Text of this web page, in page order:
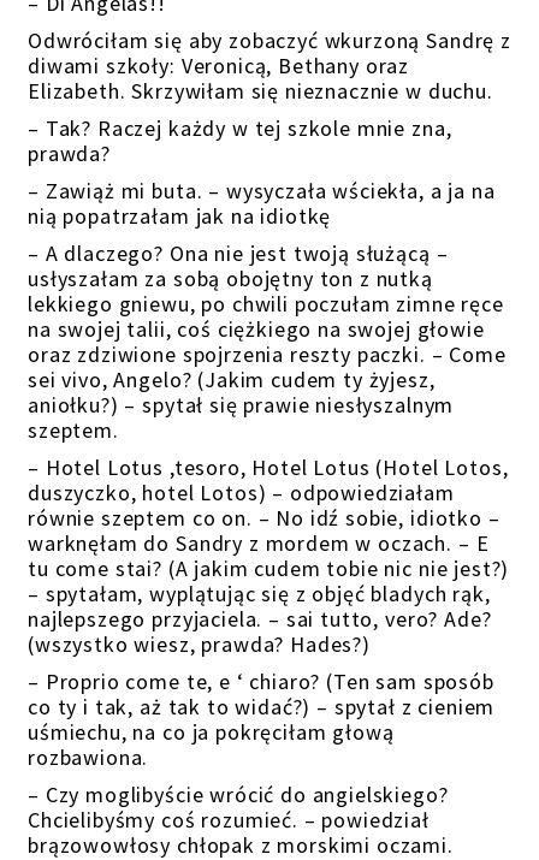
Odwróciłam się aby zobaczyć wkurzoną Sandrę z
diwami szkoły: Veronicą, Bethany oraz
Elizabeth. Skrzywiłam się nieznacznie w duchu.
– Tak? Raczej każdy w tej szkole mnie zna,
prawda?
– Zawiąż mi buta. – wysyczała wściekła, a ja na
nią popatrzałam jak na idiotkę
– A dlaczego? Ona nie jest twoją służącą –
usłyszałam za sobą obojętny ton z nutką
lekkiego gniewu, po chwili poczułam zimne ręce
na swojej talii, coś ciężkiego na swojej głowie
oraz zdziwione spojrzenia reszty paczki. – Come
sei vivo, Angelo? (Jakim cudem ty żyjesz,
aniołku?) – spytał się prawie niesłyszalnym
szeptem.
– Hotel Lotus ,tesoro, Hotel Lotus (Hotel Lotos,
duszyczko, hotel Lotos) – odpowiedziałam
równie szeptem co on. – No idź sobie, idiotko –
warknęłam do Sandry z mordem w oczach. – E
tu come stai? (A jakim cudem tobie nic nie jest?)
– spytałam, wyplątując się z objęć bladych rąk,
najlepszego przyjaciela. – sai tutto, vero? Ade?
(wszystko wiesz, prawda? Hades?)
– Proprio come te, e ‘ chiaro? (Ten sam sposób
co ty i tak, aż tak to widać?) – spytał z cieniem
uśmiechu, na co ja pokręciłam głową
rozbawiona.
– Czy moglibyście wrócić do angielskiego?
Chcielibyśmy coś rozumieć. – powiedział
brązowowłosy chłopak z morskimi oczami.